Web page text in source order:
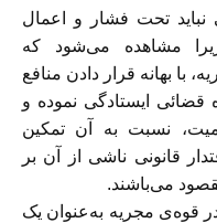
تحت فشار و اعمال
مشاهده می‌شود که
با بهانه قرار دادن منافع
ایستادگی نموده و
نسبت به آن تمکین
قانونی ناشی از آن بر
می‌باشند.
قوه‌ی مجریه به‌عنوان یک